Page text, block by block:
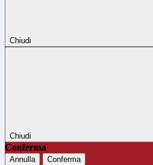
Chiudi
Chiudi
Conferma
Annulla Conferma